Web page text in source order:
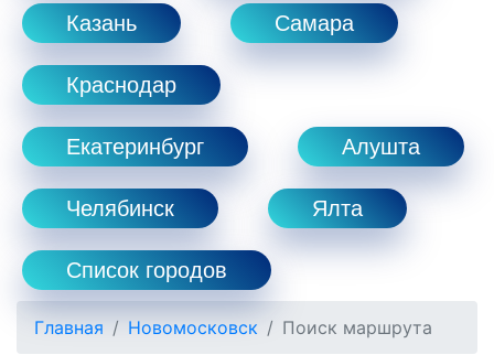
Казань Самара
Краснодар
Екатеринбург Алушта
Челябинск Ялта
Список городов
Главная Новомосковск Поиск маршрута